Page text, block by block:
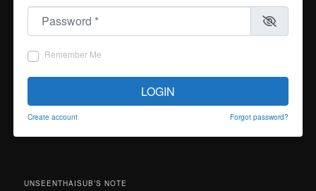
Password
Remember Me
LOGIN
Create account Forgot password?
UNSEENTHAISUB’S NOTE